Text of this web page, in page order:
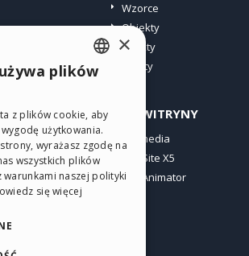
Wzorce
Obiekty
Punkty
Oferty
INNE WITRYNY
Incomedia
WebSite X5
WebAnimator
ENGLISH
GERMAN
SPANISH
PORTUGUESE
×
plików
z plików cookie, aby
użytkowania.
wyrażasz zgodę na
wszystkich plików
naszej polityki
się więcej